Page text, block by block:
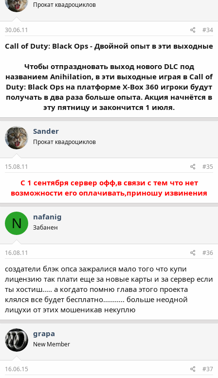
Прокат квадроциклов
30.06.11 #34
Call of Duty: Black Ops - Двойной опыт в эти выходные
Чтобы отпраздновать выход нового DLC под
названием Anihilation, в эти выходные играя в Call of
Duty: Black Ops на платформе X-Box 360 игроки будут
получать в два раза больше опыта. Акция начнётся в
эту пятницу и закончится 1 июля.​
Sander
Прокат квадроциклов
15.08.11 #35
С 1 сентября сервер офф,в связи с тем что нет
возможности его оплачивать,приношу извинения
N nafanig
Забанен
16.08.11 #36
создатели блэк опса зажралися мало того что купи
лицензию так плати еще за новые карты и за сервер если
ты хостиш..... а когдато помню глава этого проекта
клялся все будет бесплатно........... больше неодной
лицухи от этих мошеникав некуплю
grapa
New Member
16.06.15 #37